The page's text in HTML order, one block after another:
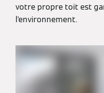
votre propre toit est
l’environnement.